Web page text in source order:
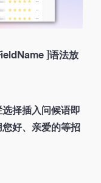
]语法放
择插入问候语即
好、亲爱的等招